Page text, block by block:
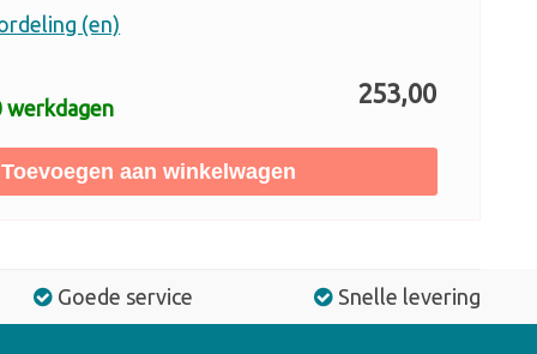
(en)
werkdagen
253,00
Toevoegen aan winkelwagen
Goede service Snelle levering